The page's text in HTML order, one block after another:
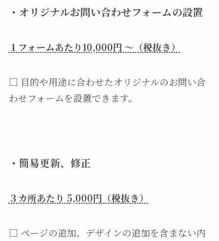
・ オリジナルお問い合わせフォームの設置
１フォームあたり10,000円 〜（税抜き）
□ 目的や用途に合わせたオリジナルのお問い合
わせフォームを設置できます。
・ 簡易更新、修正
３カ所あたり 5,000円（税抜き）
□ ページの追加、デザインの追加を含まない内